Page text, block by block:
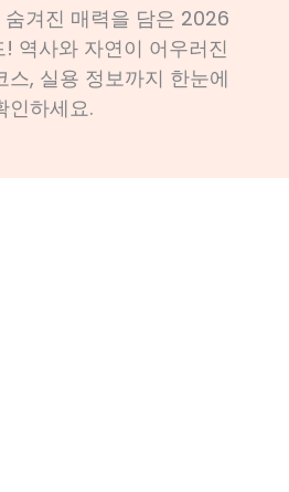
겨진 매력을 담은 2026
역사와 자연이 어우러진
스, 실용 정보까지 한눈에
인하세요.